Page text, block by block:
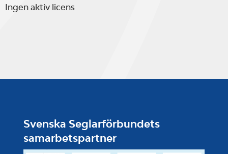
Ingen aktiv licens
Svenska Seglarförbundets
samarbetspartner